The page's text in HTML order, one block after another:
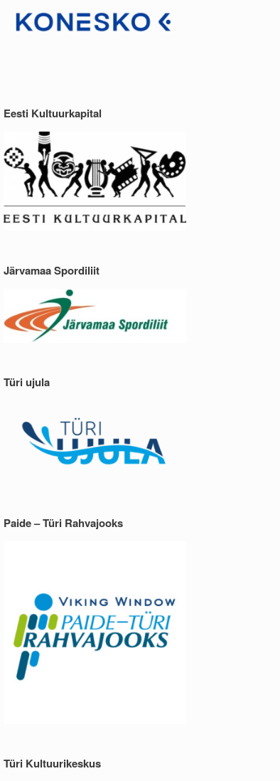
Eesti Kultuurkapital
Järvamaa Spordiliit
Türi ujula
Paide – Türi Rahvajooks
Türi Kultuurikeskus